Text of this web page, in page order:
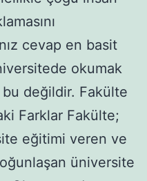
cevap en basit
okumak
değildir. Fakülte
Farklar Fakülte;
eğitimi veren ve
üniversite